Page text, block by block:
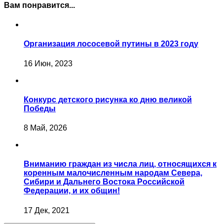
Вам понравится...
Организация лососевой путины в 2023 году
16 Июн, 2023
Конкурс детского рисунка ко дню великой
Победы
8 Май, 2026
Вниманию граждан из числа лиц, относящихся к
коренным малочисленным народам Севера,
Сибири и Дальнего Востока Российской
Федерации, и их общин!
17 Дек, 2021